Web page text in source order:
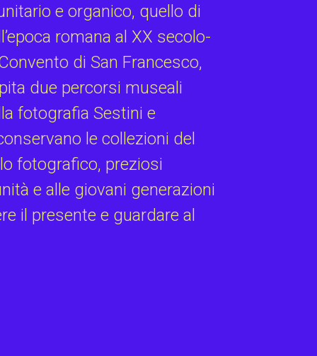
e organico, quello di
romana al XX secolo-
di San Francesco,
due percorsi museali
fotografia Sestini e
le collezioni del
fotografico, preziosi
e alle giovani generazioni
il presente e guardare al